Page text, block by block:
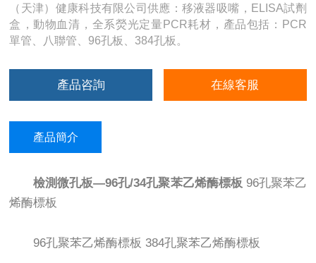
（天津）健康科技有限公司供應：移液器吸嘴，ELISA試劑
盒，動物血清，全系熒光定量PCR耗材，產品包括：PCR
單管、八聯管、96孔板、384孔板。
產品咨詢 在線客服
產品簡介
檢測微孔板—96孔/34孔聚苯乙烯酶標板 96孔聚苯乙
烯酶標板
96孔聚苯乙烯酶標板 384孔聚苯乙烯酶標板